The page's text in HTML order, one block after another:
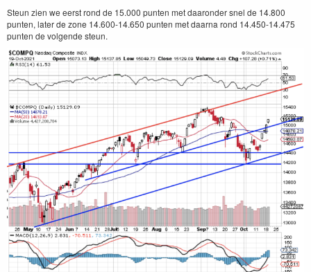
Steun zien we eerst rond de 15.000 punten met daaronder snel de 14.800
punten, later de zone 14.600-14.650 punten met daarna rond 14.450-14.475
punten de volgende steun.